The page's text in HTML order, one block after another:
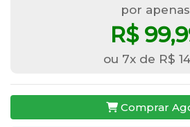
por apenas
R$
ou 7x de R$
Comprar